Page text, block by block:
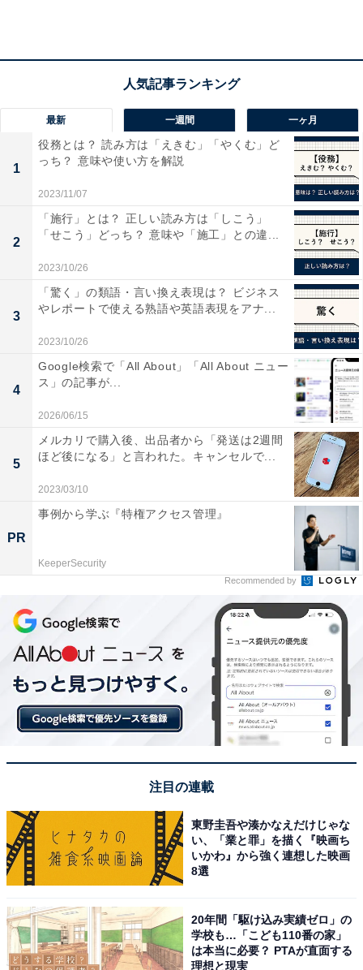
【おすすめ記事】
2020年、最もツイートされた絵文字は「ぴえん」
・
大人が使っていたら「イタイ」と感じる流行語！ 「ちゅ
きちゅき」「はにゃ？」を抑えた1位は？
・
「Twitter Pro」機能とは？ 一部ユーザーに開放され話題
Twitter、有料版「Twitter Blue」を米国とニュージーラン
ドでも開始！ 「Nuzzel」の機能も
Twitterが「コミュニティ」のテストを開始！ 同じ興味を
持つ人同士がゆるく集まれる新機能
【関連リンク】
・
（TwitterJapan公式ブログ）
最新 一週間 一ヶ月
1
役務とは？ 読み方は「えきむ」「やくむ」ど
っち？ 意味や使い方を解説
2023/11/07
2
「施行」とは？ 正しい読み方は「しこう」
「せこう」どっち？ 意味や「施工」との違...
2023/10/26
3
「驚く」の類語・言い換え表現は？ ビジネス
やレポートで使える熟語や英語表現をアナ...
2023/10/26
4
Google検索で「All About」「All About ニュー
ス」の記事が...
2026/06/15
5
メルカリで購入後、出品者から「発送は2週間
ほど後になる」と言われた。キャンセルで...
2023/03/10
PR
事例から学ぶ『特権アクセス管理』
KeeperSecurity
Recommended by
注目の連載
東野圭吾や湊かなえだけじゃな
い、「業と罪」を描く『映画ち
いかわ』から強く連想した映画
8選
20年間「駆け込み実績ゼロ」の
学校も…「こども110番の家」
は本当に必要？ PTAが直面する
理想と現実